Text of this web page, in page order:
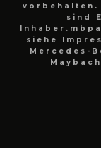
vorbehalten.
sind
siehe
Mercedes-